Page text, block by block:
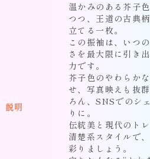
説明
温かみのある芥子
つつ、王道の古典
立てる一枚。
この振袖は、いつ
さを最大限に引き
力です。
芥子色のやわらか
せ、写真映えも抜
ろん、SNSでのシ
りに。
伝統美と現代のト
清楚系スタイルで
彩りましょう。